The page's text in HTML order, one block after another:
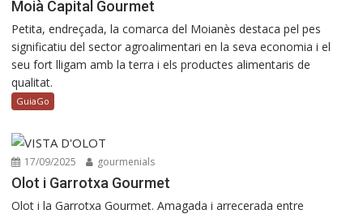
Moià Capital Gourmet
Petita, endreçada, la comarca del Moianès destaca pel pes
significatiu del sector agroalimentari en la seva economia i el
seu fort lligam amb la terra i els productes alimentaris de
qualitat.
GuiaGo
17/09/2025 gourmenials
Olot i Garrotxa Gourmet
Olot i la Garrotxa Gourmet. Amagada i arrecerada entre